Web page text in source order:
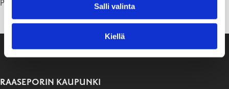
Salli valinta
Kiellä
Päivitetty 26.06.26
RAASEPORIN KAUPUNKI